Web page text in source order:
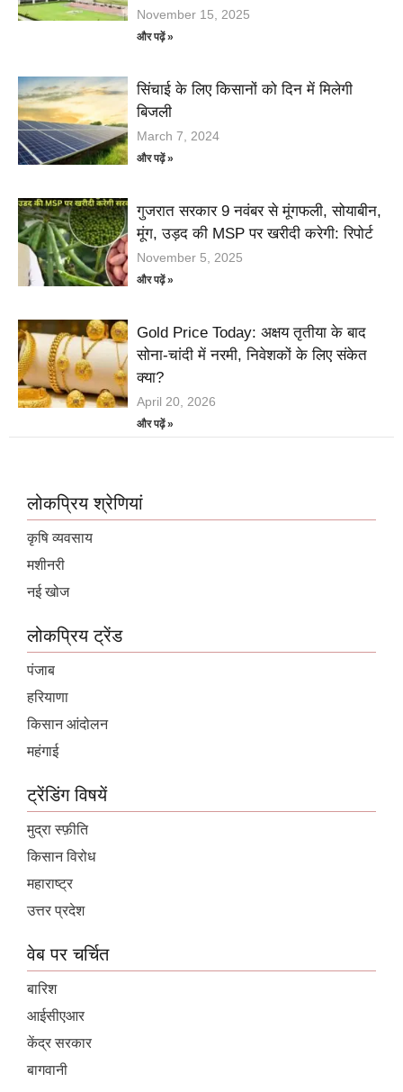
November 15, 2025
और पढ़ें »
सिंचाई के लिए किसानों को दिन में मिलेगी
बिजली
March 7, 2024
और पढ़ें »
गुजरात सरकार 9 नवंबर से मूंगफली, सोयाबीन,
मूंग, उड़द की MSP पर खरीदी करेगी: रिपोर्ट
November 5, 2025
और पढ़ें »
Gold Price Today: अक्षय तृतीया के बाद
सोना-चांदी में नरमी, निवेशकों के लिए संकेत
क्या?
April 20, 2026
और पढ़ें »
लोकप्रिय श्रेणियां
कृषि व्यवसाय
मशीनरी
नई खोज
लोकप्रिय ट्रेंड
पंजाब
हरियाणा
किसान आंदोलन
महंगाई
ट्रेंडिंग विषयें
मुद्रा स्फ़ीति
किसान विरोध
महाराष्ट्र
उत्तर प्रदेश
वेब पर चर्चित
बारिश
आईसीएआर
केंद्र सरकार
बागवानी